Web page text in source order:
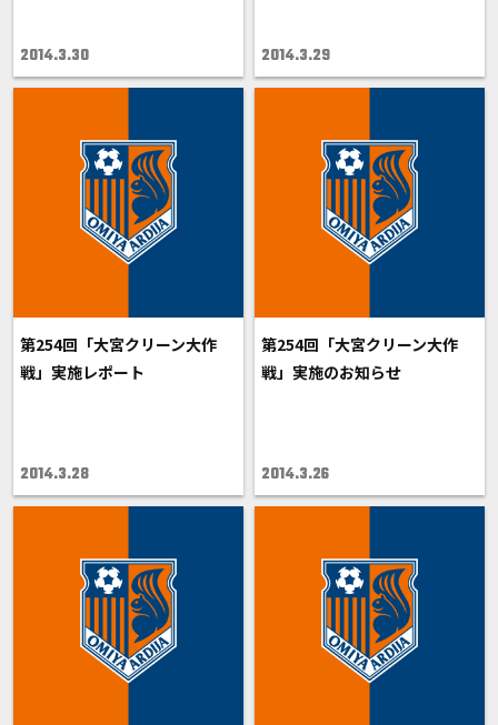
2014.3.30 2014.3.29
第254回「大宮クリーン大作
戦」実施レポート
2014.3.28
第254回「大宮クリーン大作
戦」実施のお知らせ
2014.3.26